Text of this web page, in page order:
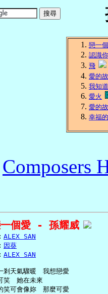
戀一
認識
飛
愛的
我知
愛火
愛的
幸福
Composers
個愛 - 孫耀威
ALEX SAN
因葵
ALEX SAN
天氣驟暖　我想戀愛
　她在未來
可會像妳　那麼可愛